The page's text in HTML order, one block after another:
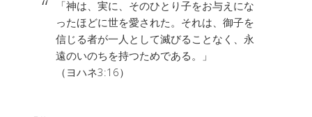
「神は、実に、そのひとり子をお与えにな
ったほどに世を愛された。それは、御子を
信じる者が一人として滅びることなく、永
遠のいのちを持つためである。」
（ヨハネ3:16）